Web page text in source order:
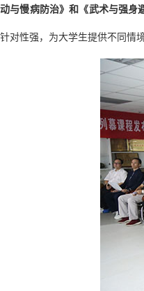
动与慢病防治》和《武术与强身
针对性强，为大学生提供不同情